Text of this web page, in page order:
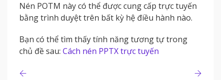
Nén POTM này có thể được cung cấp trực tuyến
bằng trình duyệt trên bất kỳ hệ điều hành nào.
Bạn có thể tìm thấy tính năng tương tự trong
chủ đề sau: Cách nén PPTX trực tuyến